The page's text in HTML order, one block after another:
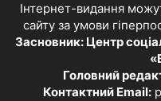
Інтернет-видання
сайту за умови
Засновник: Центр
Головний
Контактний Email: